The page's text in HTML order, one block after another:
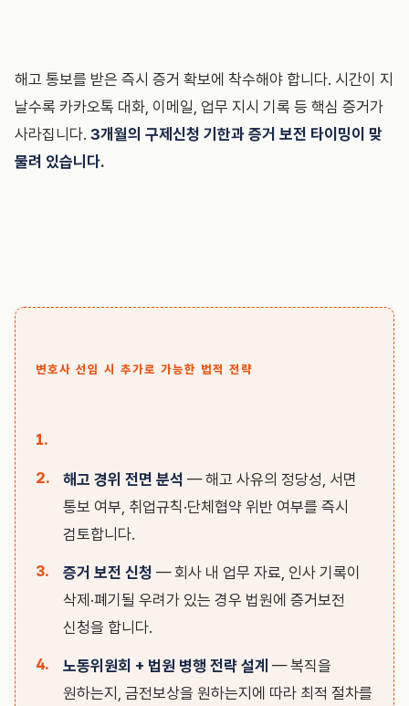
해고 통보를 받은 즉시 증거 확보에 착수해야 합니다. 시간이 지
날수록 카카오톡 대화, 이메일, 업무 지시 기록 등 핵심 증거가
사라집니다. 3개월의 구제신청 기한과 증거 보전 타이밍이 맞
물려 있습니다.
변호사 선임 시 추가로 가능한 법적 전략
해고 경위 전면 분석 — 해고 사유의 정당성, 서면
통보 여부, 취업규칙·단체협약 위반 여부를 즉시
검토합니다.
증거 보전 신청 — 회사 내 업무 자료, 인사 기록이
삭제·폐기될 우려가 있는 경우 법원에 증거보전
신청을 합니다.
노동위원회 + 법원 병행 전략 설계 — 복직을
원하는지, 금전보상을 원하는지에 따라 최적 절차를